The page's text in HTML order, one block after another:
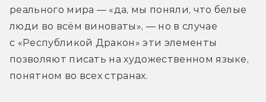
реального мира — «да, мы поняли, что белые
люди во всём виноваты», — но в случае
с «Республикой Дракон» эти элементы
позволяют писать на художественном языке,
понятном во всех странах.